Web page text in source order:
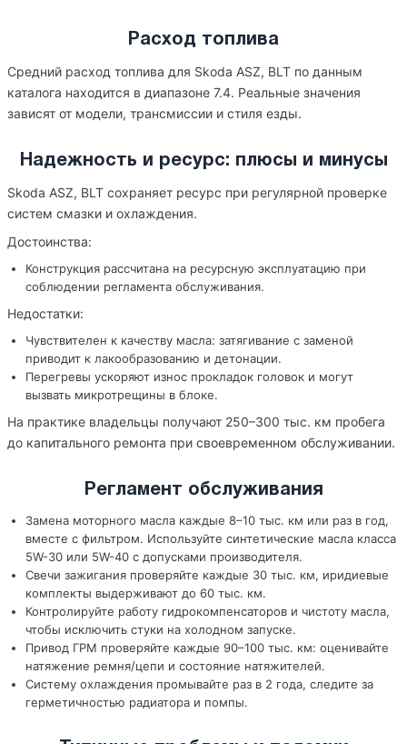
Расход топлива
Средний расход топлива для Skoda ASZ, BLT по данным
каталога находится в диапазоне 7.4. Реальные значения
зависят от модели, трансмиссии и стиля езды.
Надежность и ресурс: плюсы и минусы
Skoda ASZ, BLT сохраняет ресурс при регулярной проверке
систем смазки и охлаждения.
Достоинства:
Конструкция рассчитана на ресурсную эксплуатацию при
соблюдении регламента обслуживания.
Недостатки:
Чувствителен к качеству масла: затягивание с заменой
приводит к лакообразованию и детонации.
Перегревы ускоряют износ прокладок головок и могут
вызвать микротрещины в блоке.
На практике владельцы получают 250–300 тыс. км пробега
до капитального ремонта при своевременном обслуживании.
Регламент обслуживания
Замена моторного масла каждые 8–10 тыс. км или раз в год,
вместе с фильтром. Используйте синтетические масла класса
5W-30 или 5W-40 с допусками производителя.
Свечи зажигания проверяйте каждые 30 тыс. км, иридиевые
комплекты выдерживают до 60 тыс. км.
Контролируйте работу гидрокомпенсаторов и чистоту масла,
чтобы исключить стуки на холодном запуске.
Привод ГРМ проверяйте каждые 90–100 тыс. км: оценивайте
натяжение ремня/цепи и состояние натяжителей.
Систему охлаждения промывайте раз в 2 года, следите за
герметичностью радиатора и помпы.